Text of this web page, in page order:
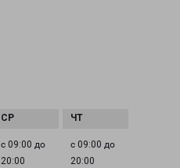
с 09:00 до
20:00
с 09:00 до
20:00